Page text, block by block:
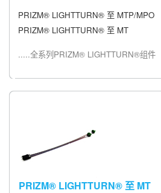
PRIZM® LIGHTTURN® 至 MTP/MPO
PRIZM® LIGHTTURN® 至 MT
.....全系列PRIZM® LIGHTTURN®组件
PRIZM® LIGHTTURN® 至 MT